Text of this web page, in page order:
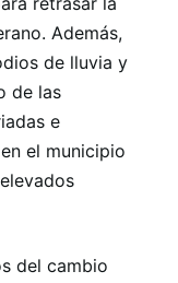
Además,
de lluvia y
de las
e
el municipio
del cambio